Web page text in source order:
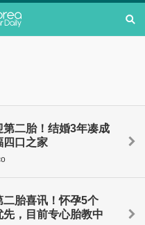
二胎！结婚3年凑成
四口之家
胎喜讯！怀孕5个
，目前专心胎教中